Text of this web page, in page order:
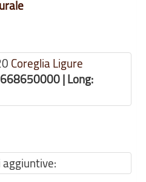
Coreglia Ligure
| Long: